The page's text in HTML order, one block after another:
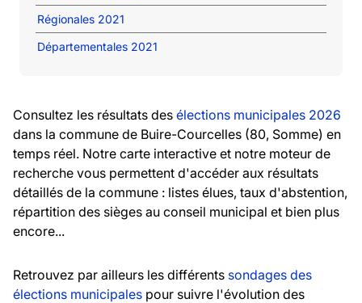
Régionales 2021
Départementales 2021
Consultez les résultats des élections municipales 2026
dans la commune de Buire-Courcelles (80, Somme) en
temps réel. Notre carte interactive et notre moteur de
recherche vous permettent d'accéder aux résultats
détaillés de la commune : listes élues, taux d'abstention,
répartition des sièges au conseil municipal et bien plus
encore...
Retrouvez par ailleurs les différents sondages des
élections municipales pour suivre l'évolution des